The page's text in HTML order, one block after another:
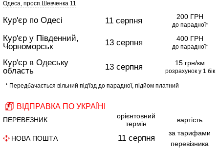
Одеса, просп.Шевченка 11
Кур'єр по Одесі
Кур'єр у Південний,
Чорноморськ
Кур'єр в Одеську
область
11 серпня
13 серпня
13 серпня
200 ГРН
до парадної*
400 ГРН
до парадної*
15 грн/км
розрахунок у 1 бік
* Передбачається вільний під'їзд до парадної, підйом платний
ВІДПРАВКА ПО УКРАЇНІ
ПЕРЕВЕЗНИК
орієнтовний
термін
вартість
НОВА ПОШТА 11 серпня
за тарифами
перевізника